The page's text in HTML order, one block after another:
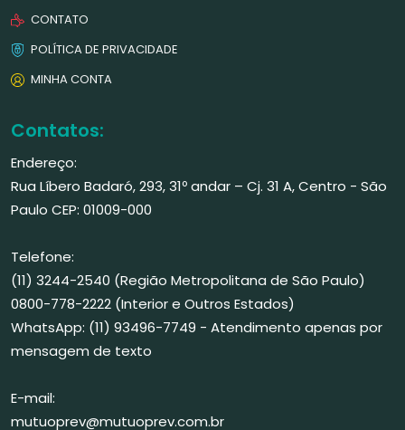
CONTATO
POLÍTICA DE PRIVACIDADE
MINHA CONTA
Contatos:
Endereço:
Rua Líbero Badaró, 293, 31º andar – Cj. 31 A, Centro - São
Paulo CEP: 01009-000
Telefone:
(11) 3244-2540 (Região Metropolitana de São Paulo)
0800-778-2222 (Interior e Outros Estados)
WhatsApp: (11) 93496-7749 - Atendimento apenas por
mensagem de texto
E-mail:
mutuoprev@mutuoprev.com.br